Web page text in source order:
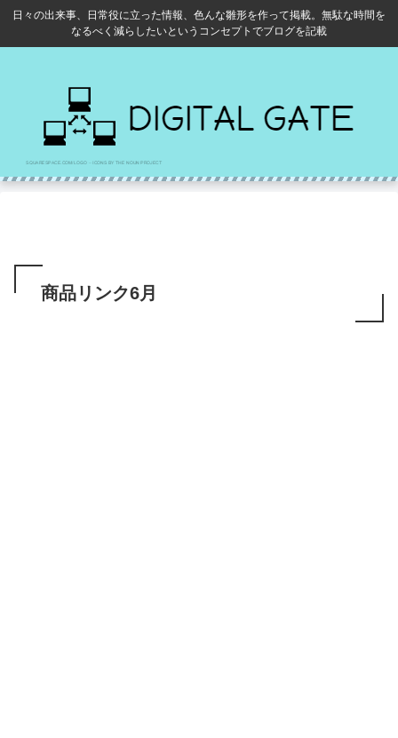
日々の出来事、日常役に立った情報、色んな雛形を作って掲載。無駄な時間を
なるべく減らしたいというコンセプトでブログを記載
商品リンク6月